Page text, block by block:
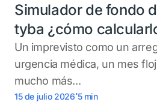
Simulador de fondo
tyba ¿cómo
Un imprevisto como un
urgencia médica, un mes
mucho más...
15 de julio 2026.5 min